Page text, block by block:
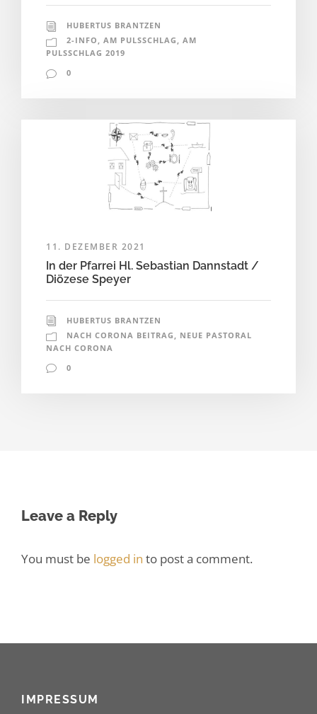
HUBERTUS BRANTZEN
2-INFO , AM PULSSCHLAG , AM
PULSSCHLAG 2019
0
11. DEZEMBER 2021
In der Pfarrei Hl. Sebastian Dannstadt /
Diözese Speyer
HUBERTUS BRANTZEN
NACH CORONA BEITRAG
NEUE PASTORAL
NACH CORONA
0
Leave a Reply
You must be logged in to post a comment.
IMPRESSUM